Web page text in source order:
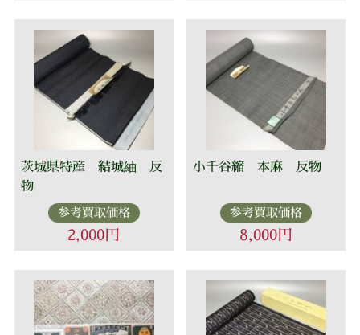
茨城県特産 結城紬 反
物
参考買取価格
2,000円
小千谷縮 本麻 反物
参考買取価格
8,000円